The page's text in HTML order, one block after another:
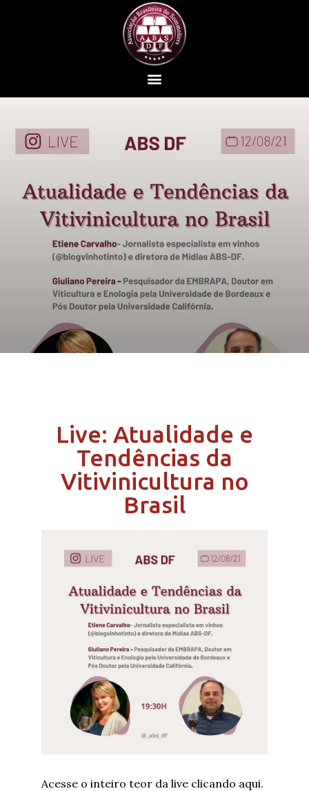
Live: Atualidade e
Tendências da
Vitivinicultura no
Brasil
Acesse o inteiro teor da live clicando aqui.